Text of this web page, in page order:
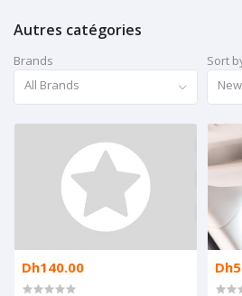
Autres catégories
Brands
All Brands
Sort
Dh140.00